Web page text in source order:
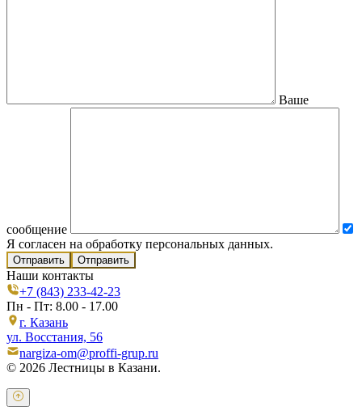
Ваше
сообщение
Я согласен на обработку персональных данных.
Отправить
Наши контакты
+7 (843) 233-42-23
Пн - Пт: 8.00 - 17.00
г. Казань
ул. Восстания, 56
nargiza-om@proffi-grup.ru
© 2026 Лестницы в Казани.